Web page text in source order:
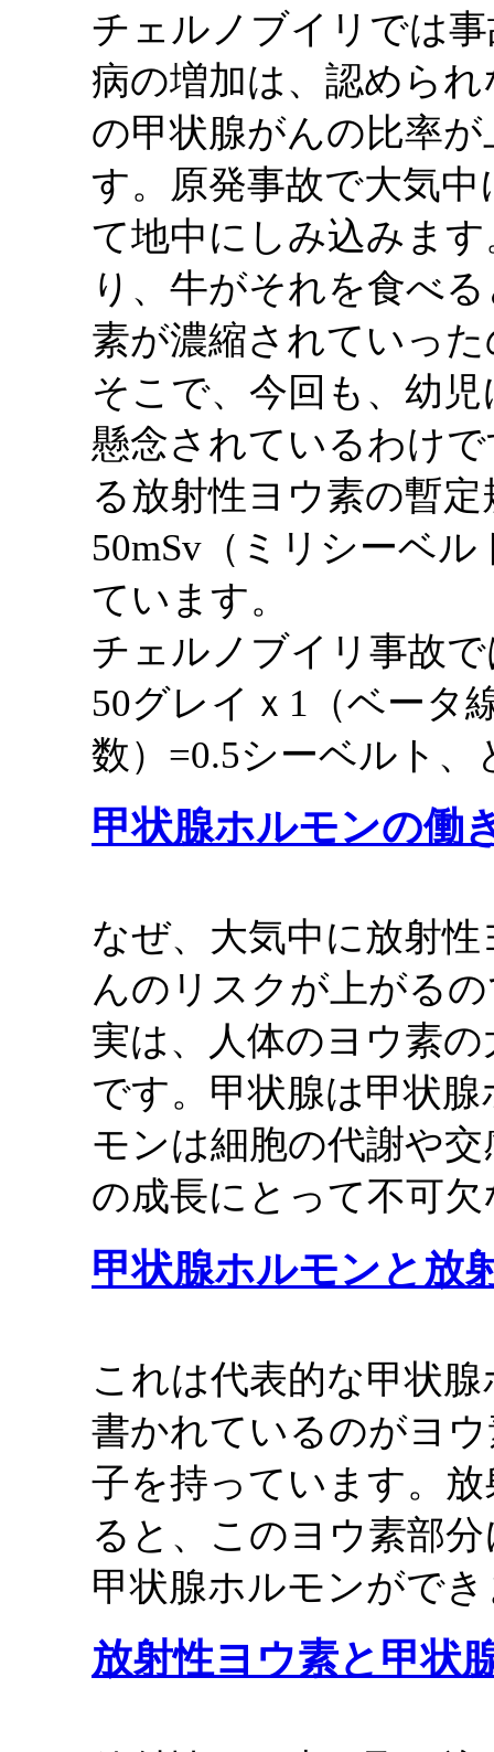
チェルノブイリでは
病の増加は、認めら
の甲状腺がんの比率
す。原発事故で大気
て地中にしみ込みま
り、牛がそれを食べ
素が濃縮されていっ
そこで、今回も、幼
懸念されているわけ
る放射性ヨウ素の暫
50mSv（ミリシーベ
ています。
チェルノブイリ事故
50グレイｘ1（ベータ
数）=0.5シーベルト、
甲状腺ホルモンの働
なぜ、大気中に放射
んのリスクが上がる
実は、人体のヨウ素
です。甲状腺は甲状
モンは細胞の代謝や
の成長にとって不可
甲状腺ホルモンと放
これは代表的な甲状
書かれているのがヨ
子を持っています。
ると、このヨウ素部
甲状腺ホルモンがで
放射性ヨウ素と甲状